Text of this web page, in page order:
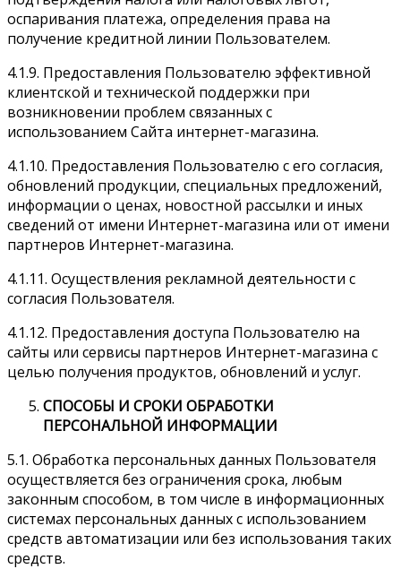
оспаривания платежа, определения права на
получение кредитной линии Пользователем.
4.1.9. Предоставления Пользователю эффективной
клиентской и технической поддержки при
возникновении проблем связанных с
использованием Сайта интернет-магазина.
4.1.10. Предоставления Пользователю с его согласия,
обновлений продукции, специальных предложений,
информации о ценах, новостной рассылки и иных
сведений от имени Интернет-магазина или от имени
партнеров Интернет-магазина.
4.1.11. Осуществления рекламной деятельности с
согласия Пользователя.
4.1.12. Предоставления доступа Пользователю на
сайты или сервисы партнеров Интернет-магазина с
целью получения продуктов, обновлений и услуг.
СПОСОБЫ И СРОКИ ОБРАБОТКИ
ПЕРСОНАЛЬНОЙ ИНФОРМАЦИИ
5.1. Обработка персональных данных Пользователя
осуществляется без ограничения срока, любым
законным способом, в том числе в информационных
системах персональных данных с использованием
средств автоматизации или без использования таких
средств.